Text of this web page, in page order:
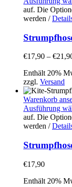
auf. Die
werden /
€17,90 – €
Enthält 20%
zzgl. Versand
Warenkorb
Ausführung
auf. Die
werden /
€17,90
Enthält 20%